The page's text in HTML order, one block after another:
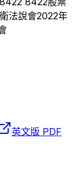
法說會2022年
英文版 PDF